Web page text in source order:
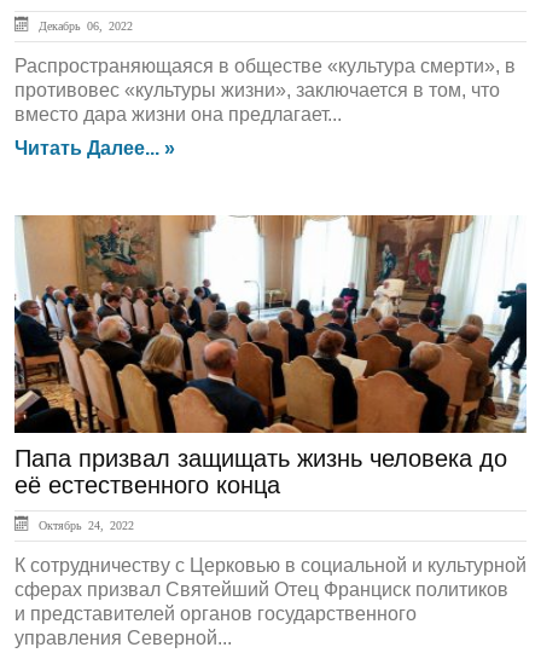
Декабрь 06, 2022
Распространяющаяся в обществе «культура смерти», в
противовес «культуры жизни», заключается в том, что
вместо дара жизни она предлагает...
Читать Далее... »
ГЛАВНАЯ
Папа призвал защищать жизнь человека до
её естественного конца
Октябрь 24, 2022
К сотрудничеству с Церковью в социальной и культурной
сферах призвал Святейший Отец Франциск политиков
и представителей органов государственного
управления Северной...